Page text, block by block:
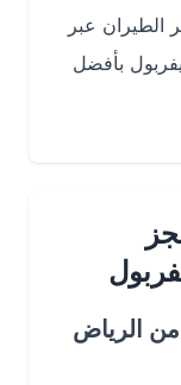
عبر
بأفضل